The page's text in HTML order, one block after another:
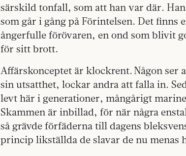
särskild tonfall, som att han var där.
som går i gång på Förintelsen. Det finns
ångerfulle förövaren, en ond som blivit
för sitt brott.
Affärskonceptet är klockrent. Någon ser
sin utsatthet, lockar andra att falla in.
levt här i generationer, mångårigt
Skammen är inbillad, för när några
så grävde förfäderna till dagens
princip likställda de slavar de nu menas